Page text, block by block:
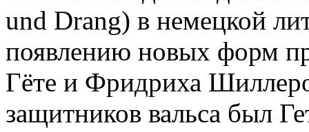
und Drang) в немецкой
появлению новых форм
Гёте и Фридриха
защитников вальса был